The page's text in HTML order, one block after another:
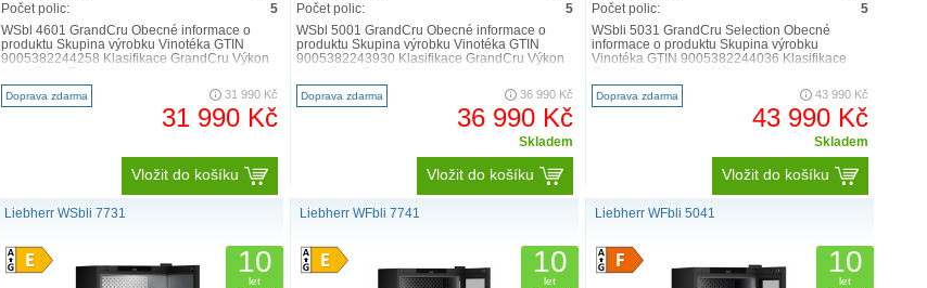
Počet polic:
5
WSbl 4601 GrandCru Obecné informace o
produktu Skupina výrobku Vinotéka GTIN
9005382244258 Klasifikace GrandCru Výkon
Doprava zdarma 31 990 Kč
31 990 Kč
Vložit do košíku
Počet polic:
5
WSbl 5001 GrandCru Obecné informace o
produktu Skupina výrobku Vinotéka GTIN
9005382243930 Klasifikace GrandCru Výkon
Doprava zdarma 36 990 Kč
36 990 Kč
Skladem
Vložit do košíku
Počet polic:
5
WSbli 5031 GrandCru Selection Obecné
informace o produktu Skupina výrobku
Vinotéka GTIN 9005382244036 Klasifikace
Doprava zdarma 43 990 Kč
43 990 Kč
Skladem
Vložit do košíku
Liebherr WSbli 7731
10
let
Liebherr WFbli 7741
10
let
Liebherr WFbli 5041
10
let